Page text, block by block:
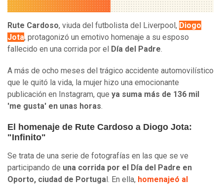
Rute Cardoso, viuda del futbolista del Liverpool, Diogo
Jota, protagonizó un emotivo homenaje a su esposo
fallecido en una corrida por el
Día del Padre.
A más de ocho meses del trágico accidente automovilístico
que le quitó la vida, la mujer hizo una emocionante
publicación en Instagram, que ya suma más de 136 mil
'me gusta' en unas horas.
El homenaje de Rute Cardoso a Diogo Jota:
"Infinito"
Se trata de una serie de fotografías en las que se ve
participando de una corrida por el Día del Padre en
Oporto, ciudad de Portuga l. En ella, homenajeó al